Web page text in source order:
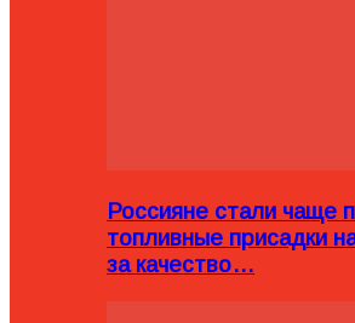
Россияне стали чаще
топливные присадки
за качество…